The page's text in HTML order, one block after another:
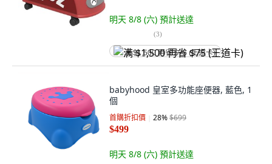
明天 8/8 (六) 預計送達
(3)
满 $1,500 再省 $75 (王道卡)
babyhood 皇室多功能座便器, 藍色, 1
個
首購折扣價 28%$699
$499
明天 8/8 (六) 預計送達